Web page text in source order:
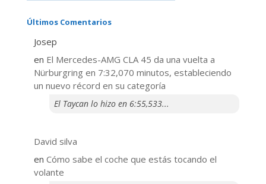
Últimos Comentarios
Josep
en El Mercedes-AMG CLA 45 da una vuelta a
Nürburgring en 7:32,070 minutos, estableciendo
un nuevo récord en su categoría
El Taycan lo hizo en 6:55,533...
David silva
en ​Cómo sabe el coche que estás tocando el
volante